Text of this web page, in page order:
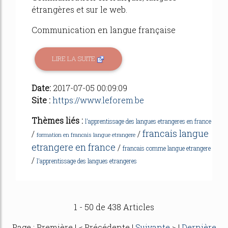
étrangères et sur le web.
Communication en langue française
LIRE LA SUITE
Date: 2017-07-05 00:09:09
Site :https://www.leforem.be
Thèmes liés : l'apprentissage des langues etrangeres en france
/ formation en francais langue etrangere /francais langue
etrangere en france / francais comme langue etrangere
/ l'apprentissage des langues etrangeres
1 - 50 de 438 Articles